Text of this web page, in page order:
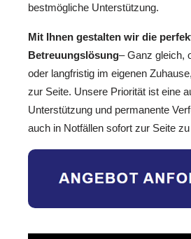
bestmögliche Unterstützung.
Mit Ihnen gestalten wir die
Betreuungslösung– Ganz gleich,
oder langfristig im eigenen
zur Seite. Unsere Priorität ist eine
Unterstützung und permanente
auch in Notfällen sofort zur Seite